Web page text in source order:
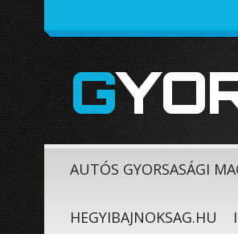
AUTÓS GYORSASÁGI
HEGYIBAJNOKSAG.HU